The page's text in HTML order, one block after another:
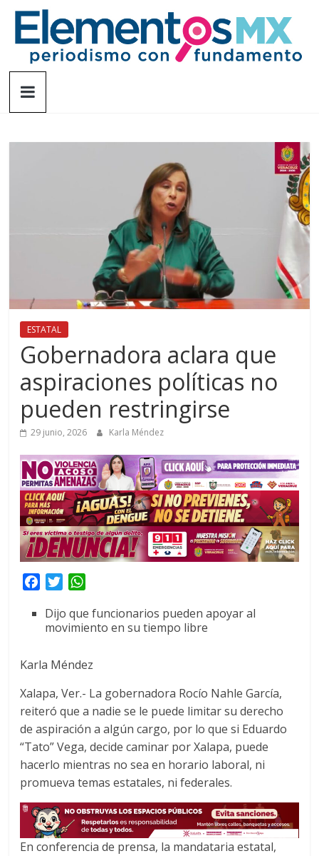
Saltar
contenido
Elementosmx
ESTATAL
Gobernadora aclara que
aspiraciones políticas no
pueden restringirse
29 junio, 2026 Karla Méndez
e
o
k
T
i
t
e
a
t
A
p
Dijo que funcionarios pueden apoyar al
movimiento en su tiempo libre
Karla Méndez
Xalapa, Ver.- La gobernadora Rocío Nahle García,
reiteró que a nadie se le puede limitar su derecho
de aspiración a algún cargo, por lo que si Eduardo
“Tato” Vega, decide caminar por Xalapa, puede
hacerlo mientras no sea en horario laboral, ni
promueva temas estatales, ni federales.
En conferencia de prensa, la mandataria estatal,